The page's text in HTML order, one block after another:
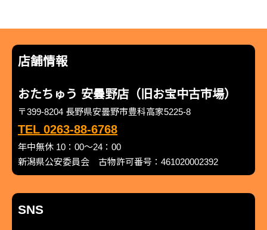
店舗情報
おたちゅう 安曇野店（旧お宝中古市場）
〒399-8204 長野県安曇野市豊科高家5225-8
TEL 0263-88-6768
年中無休 10：00～24：00
新潟県公安委員会 古物許可番号：461020002392
SNS